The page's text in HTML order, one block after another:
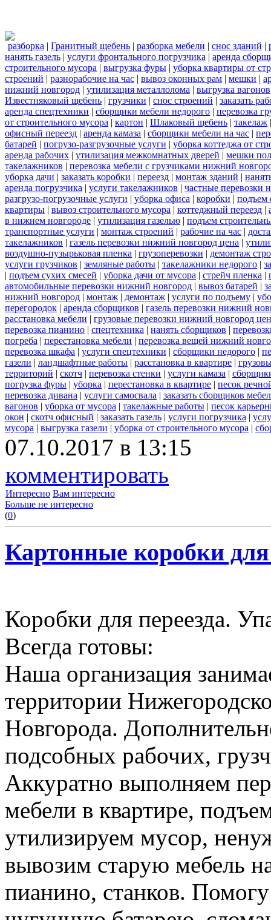
разборка | Гранитный щебень | разборка мебели | снос зданий |
нанять газель | услуги фронтального погрузчика | аренда
строительного мусора | выгрузка фуры | уборка квартиры от
строений | разнорабочие на час | вывоз оконных рам | мешки |
нижний новгород | утилизация металлолома | выгрузка вагонов
Известняковый щебень | грузчики | снос строений | заказать
аренда спецтехники | сборщики мебели недорого | перевозка
от строительного мусора | картон | Шлаковый щебень | такелаж
офисный переезд | аренда камаза | сборщики мебели на час |
батарей | погрузо-разгрузочные услуги | уборка коттеджа от
аренда рабочих | утилизация межкомнатных дверей | мешки
такелажников | перевозка мебели с грузчиками нижний
уборка дачи | заказать коробки | переезд | монтаж зданий |
аренда погрузчика | услуги такелажников | частные перевозки
разгрузо-погрузочные услуги | уборка офиса | коробки | подъем
квартиры | вывоз строительного мусора | коттеджный переезд |
в нижнем новгороде | утилизация газелью | подъем
транспортные услуги | монтаж строений | рабочие на час |
такелажников | газель перевозки нижний новгород цена |
воздушно-пузырьковая пленка | грузоперевозки | демонтаж
услуги грузчиков | земляные работы | такелажники недорого |
| подъем сухих смесей | уборка дачи от мусора | стрейч пленка |
автомобильные перевозки нижний новгород | вывоз батарей |
нижний новгород | монтаж | демонтаж | услуги по подъему |
перегородок | аренда сборщиков | газель перевозки нижний
расстановка мебели | грузовые перевозки нижний новгород
перевозка пианино | спецтехника | нанять сборщиков |
погреба | перестановка мебели | перевозка вещей нижний
перевозка шкафа | услуги спецтехники | сборщики недорого |
газели | ландшафтные работы | расстановка в квартире |
территорий | скотч | перевозка стенки | услуги камаза |
погрузка фуры | уборка | перестановка в квартире | песок
перевозка дивана | услуги самосвала | заказать сборщиков
вагонов | уборка от мусора | такелажные работы | песок
окон | скотч офисный | заказать газель | услуги погрузчика |
мусора | выгрузка газели | уборка от строительного мусора |
07.10.2017 в 13:15
комментировать
Интересно Вам интересно
Больше не интересно
(0)
Картонные коробки для
Коробки для переезда.
Всегда готовы:
Наша организация
территории
Новгорода.
подсобных рабочих,
Аккуратно выполняем
мебели в квартире,
утилизируем мусор,
вывозим старую мебель
пианино, станков.